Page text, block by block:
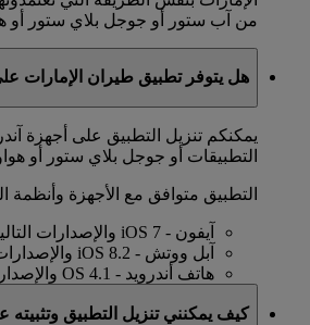
من آب ستور أو جوجل بلاي ستور أو
هل يتوفر تطبيق طيران الإمارات
يمكنكم تنزيل التطبيق على أجهزة
التطبيقات أو جوجل بلاي ستور أو
التطبيق متوافق مع الأجهزة وأنظمة
آيفون - iOS 7 والإصدارات التالية
آبل ووتش - iOS 8.2 والإصدارات التالية
هاتف أندرويد - OS 4.1 والإصدارات التالية
كيف يمكنني تنزيل التطبيق